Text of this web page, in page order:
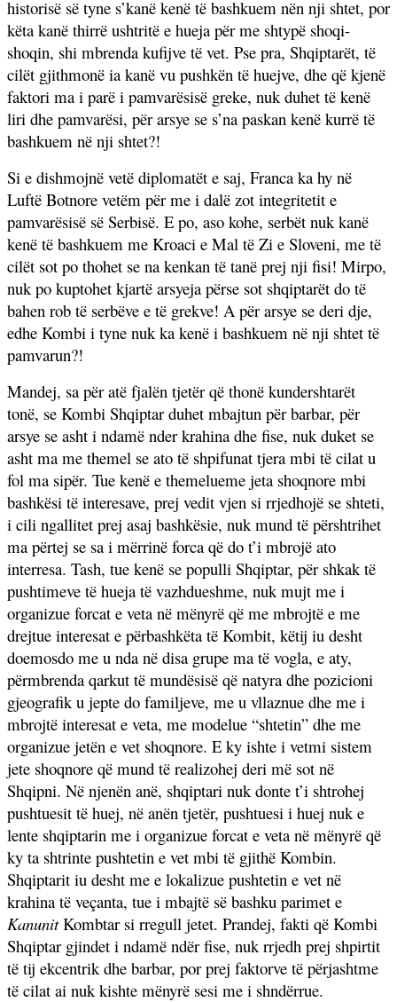
historisë së tyne s’kanë kenë të bashkuem nën nji shtet, por
këta kanë thirrë ushtritë e hueja për me shtypë shoqi-
shoqin, shi mbrenda kufijve të vet. Pse pra, Shqiptarët, të
cilët gjithmonë ia kanë vu pushkën të huejve, dhe që kjenë
faktori ma i parë i pamvarësisë greke, nuk duhet të kenë
liri dhe pamvarësi, për arsye se s’na paskan kenë kurrë të
bashkuem në nji shtet?!
Si e dishmojnë vetë diplomatët e saj, Franca ka hy në
Luftë Botnore vetëm për me i dalë zot integritetit e
pamvarësisë së Serbisë. E po, aso kohe, serbët nuk kanë
kenë të bashkuem me Kroaci e Mal të Zi e Sloveni, me të
cilët sot po thohet se na kenkan të tanë prej nji fisi! Mirpo,
nuk po kuptohet kjartë arsyeja përse sot shqiptarët do të
bahen rob të serbëve e të grekve! A për arsye se deri dje,
edhe Kombi i tyne nuk ka kenë i bashkuem në nji shtet të
pamvarun?!
Mandej, sa për atë fjalën tjetër që thonë kundershtarët
tonë, se Kombi Shqiptar duhet mbajtun për barbar, për
arsye se asht i ndamë nder krahina dhe fise, nuk duket se
asht ma me themel se ato të shpifunat tjera mbi të cilat u
fol ma sipër. Tue kenë e themelueme jeta shoqnore mbi
bashkësi të interesave, prej vedit vjen si rrjedhojë se shteti,
i cili ngallitet prej asaj bashkësie, nuk mund të përshtrihet
ma përtej se sa i mërrinë forca që do t’i mbrojë ato
interresa. Tash, tue kenë se populli Shqiptar, për shkak të
pushtimeve të hueja të vazhdueshme, nuk mujt me i
organizue forcat e veta në mënyrë që me mbrojtë e me
drejtue interesat e përbashkëta të Kombit, këtij iu desht
doemosdo me u nda në disa grupe ma të vogla, e aty,
përmbrenda qarkut të mundësisë që natyra dhe pozicioni
gjeografik u jepte do familjeve, me u vllaznue dhe me i
mbrojtë interesat e veta, me modelue “shtetin” dhe me
organizue jetën e vet shoqnore. E ky ishte i vetmi sistem
jete shoqnore që mund të realizohej deri më sot në
Shqipni. Në njenën anë, shqiptari nuk donte t’i shtrohej
pushtuesit të huej, në anën tjetër, pushtuesi i huej nuk e
lente shqiptarin me i organizue forcat e veta në mënyrë që
ky ta shtrinte pushtetin e vet mbi të gjithë Kombin.
Shqiptarit iu desht me e lokalizue pushtetin e vet në
krahina të veçanta, tue i mbajtë së bashku parimet e
KanunitKombtar si rregull jetet. Prandej, fakti që Kombi
Shqiptar gjindet i ndamë ndër fise, nuk rrjedh prej shpirtit
të tij ekcentrik dhe barbar, por prej faktorve të përjashtme
të cilat ai nuk kishte mënyrë sesi me i shndërrue.